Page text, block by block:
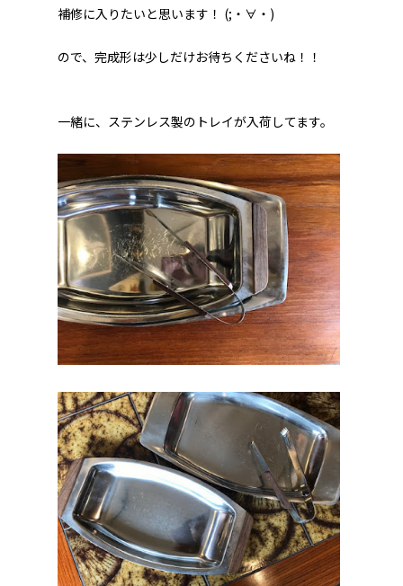
補修に入りたいと思います！ (;・∀・)
ので、完成形は少しだけお待ちくださいね！！
一緒に、ステンレス製のトレイが入荷してます。